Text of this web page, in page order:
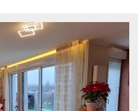
le site Géorisques :
Atlantique – 12
Titulaire de la
4401 2018 000 030 093
– Saint Nazaire. RCS St
plus de renseignements